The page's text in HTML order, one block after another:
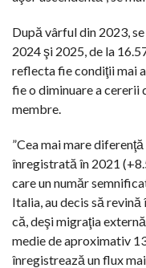
După vârful din 2023,
2024 şi 2025, de la
reflecta fie condiţii mai
fie o diminuare a cererii
membre.
”Cea mai mare
înregistrată în 2021
care un număr
Italia, au decis să
că, deşi migraţia
medie de aproximativ
înregistrează un flux